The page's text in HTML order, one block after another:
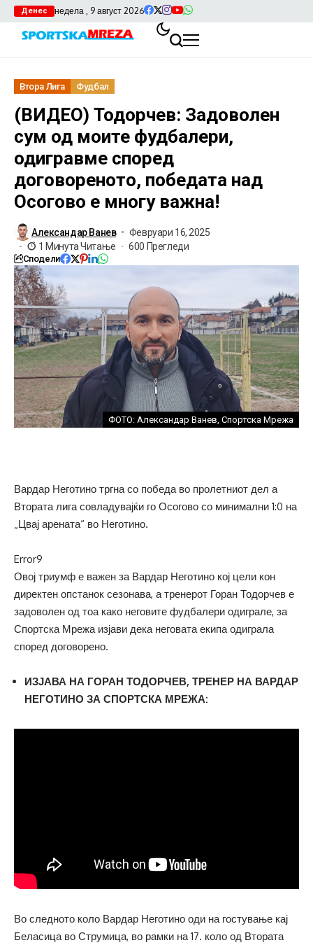
Денес недела , 9 август 2026
Втора Лига Фудбал
(ВИДЕО) Тодорчев: Задоволен
сум од моите фудбалери,
одигравме според
договореното, победата над
Осогово е многу важна!
Александар Ванев
Февруари 16, 2025
1 Минута Читање
600 Прегледи
Сподели
ФОТО: Александар Ванев, Спортска Мрежа
Вардар Неготино тргна со победа во пролетниот дел а
Втората лига совладувајќи го Осогово со минимални 1:0 на
„Цвај арената“ во Неготино.
Error9
Овој триумф е важен за Вардар Неготино кој цели кон
директен опстанок сезонава, а тренерот Горан Тодорчев е
задоволен од тоа како неговите фудбалери одиграле, за
Спортска Мрежа изјави дека неговата екипа одиграла
според договорено.
ИЗЈАВА НА ГОРАН ТОДОРЧЕВ, ТРЕНЕР НА ВАРДАР
НЕГОТИНО ЗА СПОРТСКА МРЕЖА:
Во следното коло Вардар Неготино оди на гостување кај
Беласица во Струмица, во рамки на 17. коло од Втората